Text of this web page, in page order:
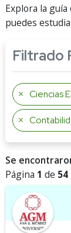
Explora la
puedes
Filtrado
Ciencias
Se
Página 1 de 54